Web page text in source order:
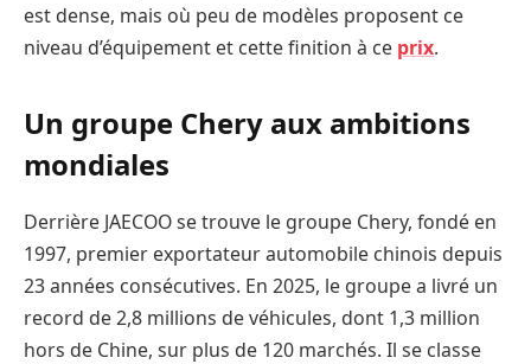
est dense, mais où peu de modèles proposent ce
niveau d’équipement et cette finition à ce prix.
Un groupe Chery aux ambitions
mondiales
Derrière JAECOO se trouve le groupe Chery, fondé en
1997, premier exportateur automobile chinois depuis
23 années consécutives. En 2025, le groupe a livré un
record de 2,8 millions de véhicules, dont 1,3 million
hors de Chine, sur plus de 120 marchés. Il se classe